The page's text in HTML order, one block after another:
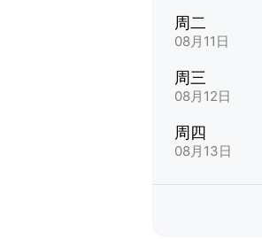
周二
08月11日
周三
08月12日
周四
08月13日